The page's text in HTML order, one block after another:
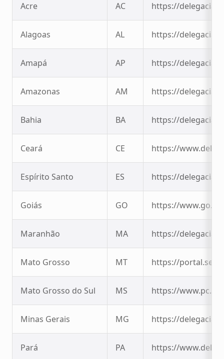
Acre AC https://
Alagoas AL https://
Amapá AP https://
Amazonas AM https://
Bahia BA https://
Ceará CE https://
Espírito Santo ES https://
Goiás GO https://
Maranhão MA https://
Mato Grosso MT https://
Mato Grosso do Sul MS https://
Minas Gerais MG https://
Pará PA https://